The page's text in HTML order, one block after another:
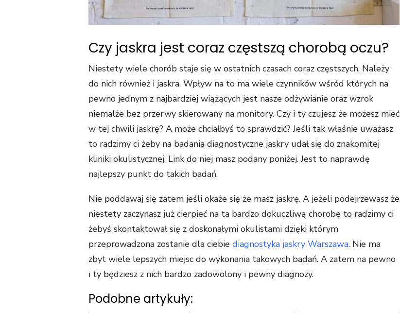
Czy jaskra jest coraz częstszą chorobą oczu?
Niestety wiele chorób staje się w ostatnich czasach coraz częstszych. Należy
do nich również i jaskra. Wpływ na to ma wiele czynników wśród których na
pewno jednym z najbardziej wiążących jest nasze odżywianie oraz wzrok
niemalże bez przerwy skierowany na monitory. Czy i ty czujesz że możesz mieć
w tej chwili jaskrę? A może chciałbyś to sprawdzić? Jeśli tak właśnie uważasz
to radzimy ci żeby na badania diagnostyczne jaskry udał się do znakomitej
kliniki okulistycznej. Link do niej masz podany poniżej. Jest to naprawdę
najlepszy punkt do takich badań.
Nie poddawaj się zatem jeśli okaże się że masz jaskrę. A jeżeli podejrzewasz że
niestety zaczynasz już cierpieć na ta bardzo dokuczliwą chorobę to radzimy ci
żebyś skontaktował się z doskonałymi okulistami dzięki którym
przeprowadzona zostanie dla ciebie diagnostyka jaskry Warszawa. Nie ma
zbyt wiele lepszych miejsc do wykonania takowych badań. A zatem na pewno
i ty będziesz z nich bardzo zadowolony i pewny diagnozy.
Podobne artykuły: